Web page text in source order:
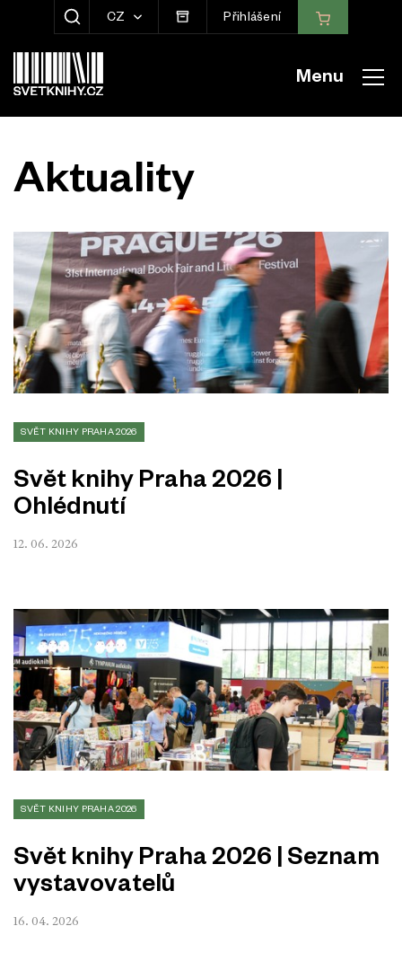
ZOBRAZIT HLEDÁNÍ
CZ Přihlášení
Menu
Aktuality
SVĚT KNIHY PRAHA 2026
Svět knihy Praha 2026 |
Ohlédnutí
12. 06. 2026
SVĚT KNIHY PRAHA 2026
Svět knihy Praha 2026 | Seznam
vystavovatelů
16. 04. 2026